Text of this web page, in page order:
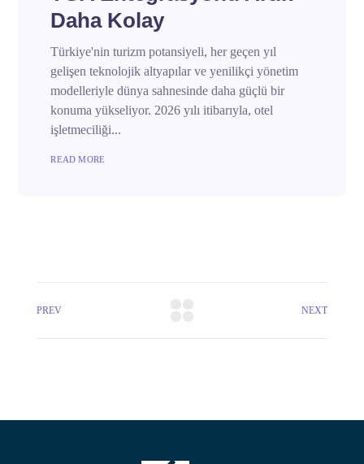
Daha Kolay
Türkiye'nin turizm potansiyeli, her geçen yıl
gelişen teknolojik altyapılar ve yenilikçi yönetim
modelleriyle dünya sahnesinde daha güçlü bir
konuma yükseliyor. 2026 yılı itibarıyla, otel
işletmeciliği...
READ MORE
PREV NEXT